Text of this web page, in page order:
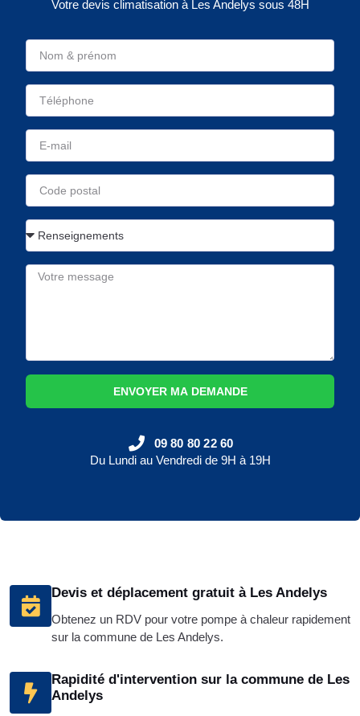
Devis et déplacement gratuit à Les Andelys
Obtenez un RDV pour votre pompe à chaleur rapidement
sur la commune de Les Andelys.
Rapidité d'intervention sur la commune de Les
Andelys
Votre devis climatisation à Les Andelys sous 48H
ENVOYER MA DEMANDE
09 80 80 22 60
Du Lundi au Vendredi de 9H à 19H